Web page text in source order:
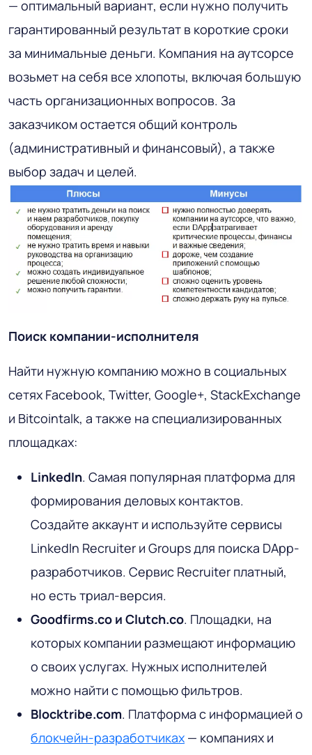
— оптимальный вариант, если нужно получить
гарантированный результат в короткие сроки
за минимальные деньги. Компания на аутсорсе
возьмет на себя все хлопоты, включая большую
часть организационных вопросов. За
заказчиком остается общий контроль
(административный и финансовый), а также
выбор задач и целей.
Поиск компании-исполнителя
Найти нужную компанию можно в социальных
сетях Facebook, Twitter, Google+, StackExchange
и Bitcointalk, а также на специализированных
площадках:
LinkedIn. Самая популярная платформа для
формирования деловых контактов.
Создайте аккаунт и используйте сервисы
LinkedIn Recruiter и Groups для поиска DApp-
разработчиков. Сервис Recruiter платный,
но есть триал-версия.
Goodfirms.co и Clutch.co. Площадки, на
которых компании размещают информацию
о своих услугах. Нужных исполнителей
можно найти с помощью фильтров.
Blocktribe.com. Платформа с информацией о
блокчейн-разработчиках — компаниях и